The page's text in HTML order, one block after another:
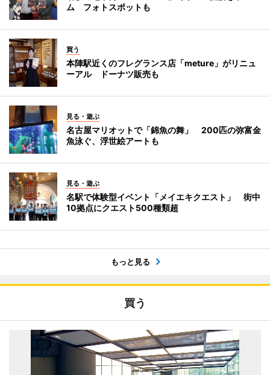
ム フォトスポットも
買う
本陣駅近くのフレグランス店「meture」がリニュ
ーアル ドーナツ販売も
見る・遊ぶ
名古屋マリオットで「錦魚の舞」 200匹の弥富金
魚泳ぐ、浮世絵アートも
見る・遊ぶ
名駅で体験型イベント「メイエキクエスト」 街中
10拠点にクエスト500種類超
もっと見る
買う